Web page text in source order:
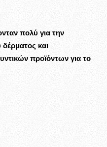
πολύ για την
δέρματος και
προϊόντων για το